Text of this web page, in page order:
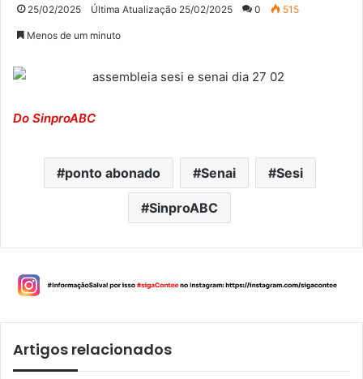
25/02/2025 Última Atualização 25/02/2025 0 515
Menos de um minuto
Do SinproABC
ponto abonado Senai Sesi
SinproABC
Artigos relacionados